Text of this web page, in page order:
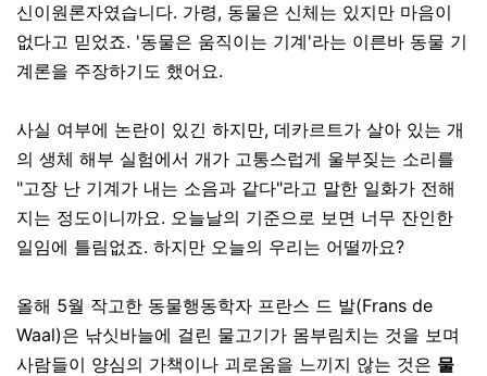
신이원론자였습니다. 가령, 동물은 신체는 있지만 마음이
없다고 믿었죠. '동물은 움직이는 기계'라는 이른바 동물 기
계론을 주장하기도 했어요.
사실 여부에 논란이 있긴 하지만, 데카르트가 살아 있는 개
의 생체 해부 실험에서 개가 고통스럽게 울부짖는 소리를
"고장 난 기계가 내는 소음과 같다"라고 말한 일화가 전해
지는 정도이니까요. 오늘날의 기준으로 보면 너무 잔인한
일임에 틀림없죠. 하지만 오늘의 우리는 어떨까요?
올해 5월 작고한 동물행동학자 프란스 드 발(Frans de
Waal)은 낚싯바늘에 걸린 물고기가 몸부림치는 것을 보며
사람들이 양심의 가책이나 괴로움을 느끼지 않는 것은 물